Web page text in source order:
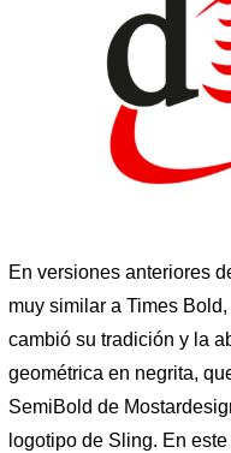
En versiones anteriores
muy similar a Times
cambió su tradición y la
geométrica en negrita,
SemiBold de
logotipo de Sling. En